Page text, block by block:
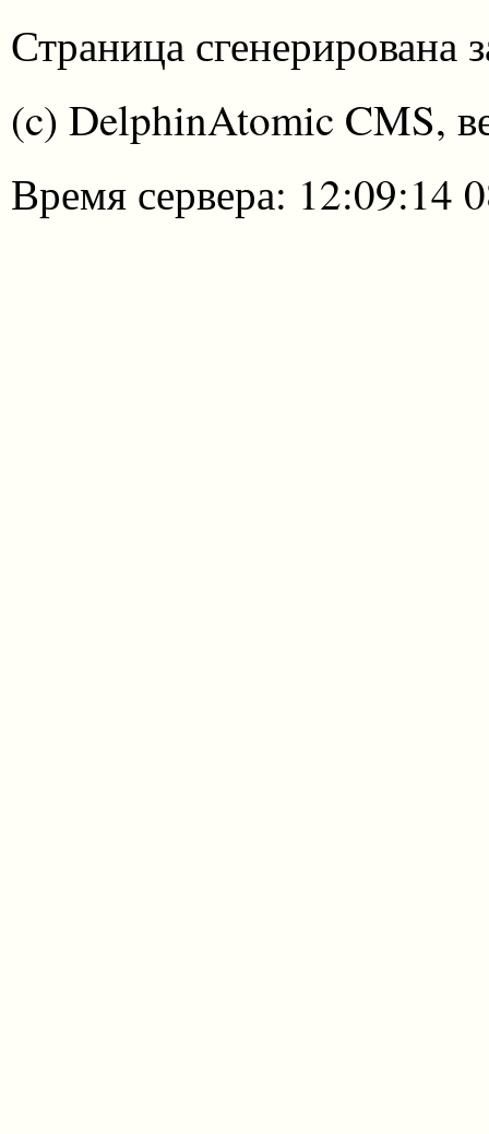
Страница сгенерирована
(c) DelphinAtomic CMS,
Время сервера: 12:09:14